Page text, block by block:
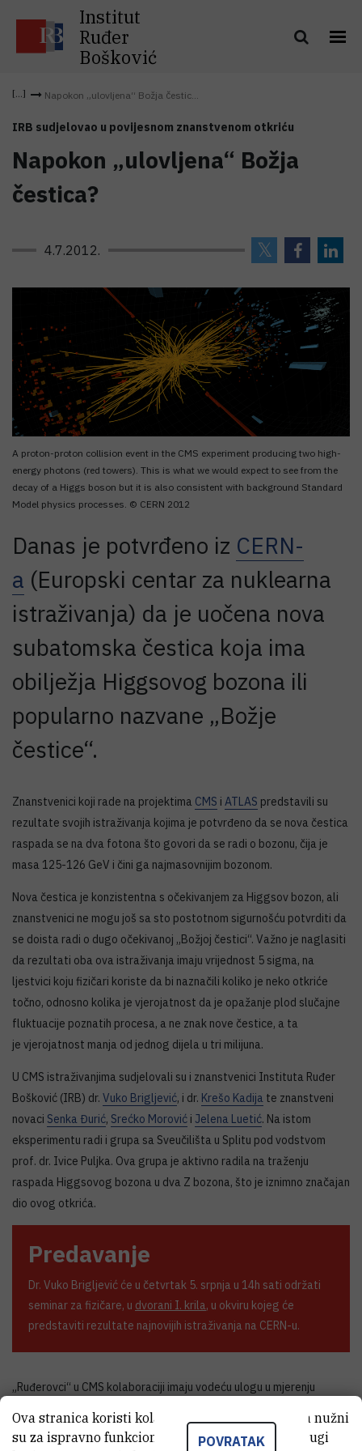
Institut
Ruđer
Bošković
Napokon „ulovljena“ Božja čestic...
IRB sudjelovao u povijesnom znanstvenom otkriću
Napokon „ulovljena“ Božja
čestica?
4.7.2012.
A proton-proton collision event in the CMS experiment producing two high-
energy photons (red towers). This is what we would expect to see from the
decay of a Higgs boson but it is also consistent with background Standard
Model physics processes. © CERN 2012
Danas je potvrđeno iz CERN-
a (Europski centar za nuklearna
istraživanja) da je uočena nova
subatomska čestica koja ima
obilježja Higgsovog bozona ili
popularno nazvane „Božje
čestice“.
Znanstvenici koji rade na projektima CMS i ATLAS predstavili su
rezultate svojih istraživanja kojima je potvrđeno da se nova čestica
raspada se na dva fotona što govori da se radi o bozonu, čija je
masa 125-126 GeV i čini ga najmasovnijim bozonom.
Nova čestica je konzistentna s očekivanjem za Higgsov bozon, ali
znanstvenici ne mogu još sa sto postotnom sigurnošću potvrditi da
se doista radi o dugo očekivanoj „Božjoj čestici“. Važno je naglasiti
da rezultati oba ova istraživanja imaju vrijednost 5 sigma, na
ljestvici koju fizičari koriste da bi naznačili koliko je neko otkriće
točno, odnosno kolika je vjerojatnost da je opažanje plod slučajne
fluktuacije poznatih procesa, a ne znak nove čestice, a ta
je vjerojatnost manja od jednog dijela u tri milijuna.
U CMS istraživanjima sudjelovali su i znanstvenici Instituta Ruđer
Bošković (IRB) dr. Vuko Brigljević, i dr. Krešo Kadija te znanstveni
novaci Senka Đurić, Srećko Morović i Jelena Luetić. Na istom
eksperimentu radi i grupa sa Sveučilišta u Splitu pod vodstvom
prof. dr. Ivice Puljka. Ova grupa je aktivno radila na traženju
raspada Higgsovog bozona u dva Z bozona, što je iznimno značajan
dio ovog otkrića.
Predavanje
Dr. Vuko Brigljević će u četvrtak 5. srpnja u 14h sati održati
seminar za fizičare, u dvorani I. krila, u okviru kojeg će
predstaviti rezultate najnovijih istraživanja na CERN-u.
„Ruđerovci“ u CMS kolaboraciji imaju vodeću ulogu u mjerenju
procesi predstavljaju bitnu pozadinu u potrazi za Higgsovim
POVRATAK
Ova stranica koristi kolačiće. Neki od tih kolačića nužni
su za ispravno funkcioniranje stranice, dok se drugi